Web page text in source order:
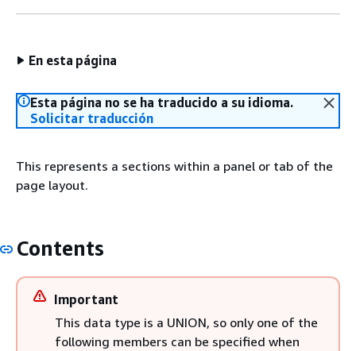
En esta página
Esta página no se ha traducido a su idioma.
Solicitar traducción
This represents a sections within a panel or tab of the
page layout.
Contents
Important
This data type is a UNION, so only one of the
following members can be specified when